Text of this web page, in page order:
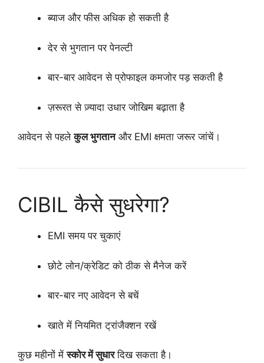
ब्याज और फीस अधिक हो सकती है
देर से भुगतान पर पेनल्टी
बार-बार आवेदन से प्रोफाइल कमजोर पड़ सकती है
ज़रूरत से ज़्यादा उधार जोखिम बढ़ाता है
आवेदन से पहलेकुल भुगतानऔर EMI क्षमता जरूर जांचें।
CIBIL कैसे सुधरेगा?
EMI समय पर चुकाएं
छोटे लोन/क्रेडिट को ठीक से मैनेज करें
बार-बार नए आवेदन से बचें
खाते में नियमित ट्रांजैक्शन रखें
कुछ महीनों मेंस्कोर में सुधारदिख सकता है।